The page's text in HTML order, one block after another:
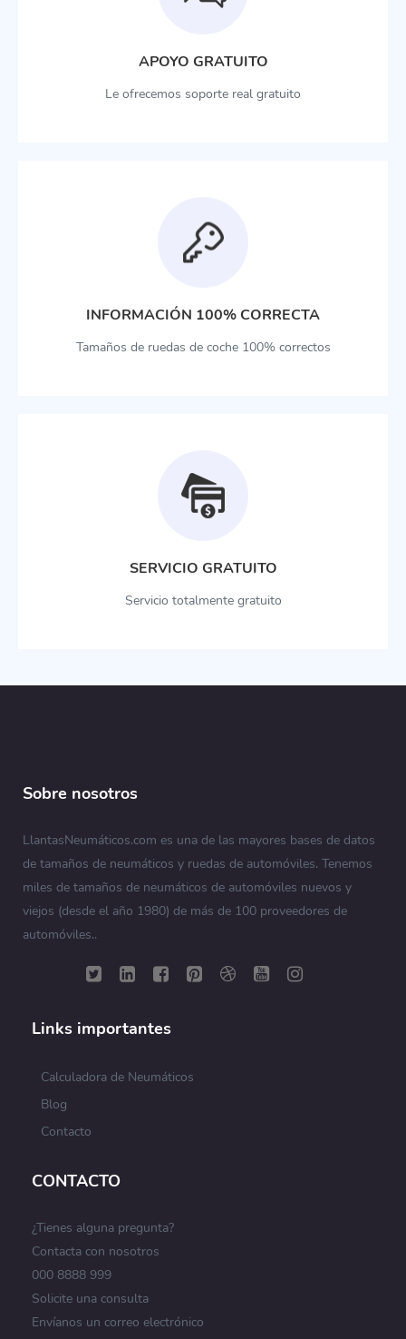
APOYO GRATUITO
Le ofrecemos soporte real gratuito
INFORMACIÓN 100% CORRECTA
Tamaños de ruedas de coche 100% correctos
SERVICIO GRATUITO
Servicio totalmente gratuito
Sobre nosotros
LlantasNeumáticos.com es una de las mayores bases de datos
de tamaños de neumáticos y ruedas de automóviles. Tenemos
miles de tamaños de neumáticos de automóviles nuevos y
viejos (desde el año 1980) de más de 100 proveedores de
automóviles..
Links importantes
Calculadora de Neumáticos
Blog
Contacto
CONTACTO
¿Tienes alguna pregunta?
Contacta con nosotros
000 8888 999
Solicite una consulta
Envíanos un correo electrónico